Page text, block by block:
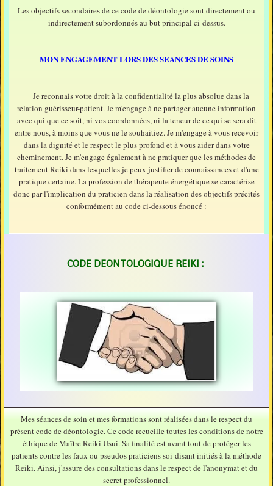
Devenir un praticien
biographique
Les initiations Reiki
Les degrés
Symboles du Reiki
Choisir l'enseignant
Méditation Reiki
Les TJR du Reiki
Lexique Reiki
Travail lieux de vie
Soins distance
Beauté dans le Reiki
Les objectifs secondaires de ce code de déontologie sont directement ou
indirectement subordonnés au but principal ci-dessus.
MON ENGAGEMENT LORS DES SEANCES DE SOINS
Je reconnais votre droit à la confidentialité la plus absolue dans la
relation guérisseur-patient. Je m'engage à ne partager aucune information
avec qui que ce soit, ni vos coordonnées, ni la teneur de ce qui se sera dit
entre nous, à moins que vous ne le souhaitiez. Je m'engage à vous recevoir
dans la dignité et le respect le plus profond et à vous aider dans votre
cheminement. Je m'engage également à ne pratiquer que les méthodes de
traitement Reiki dans lesquelles je peux justifier de connaissances et d'une
pratique certaine. La profession de thérapeute énergétique se caractérise
donc par l'implication du praticien dans la réalisation des objectifs précités
conformément au code ci-dessous énoncé :
CODE DEONTOLOGIQUE REIKI :
Mes séances de soin et mes formations sont réalisées dans le respect du
présent code de déontologie. Ce code recueille toutes les conditions de notre
éthique de Maître Reiki Usui. Sa finalité est avant tout de protéger les
patients contre les faux ou pseudos praticiens soi-disant initiés à la méthode
Reiki. Ainsi, j'assure des consultations dans le respect de l'anonymat et du
secret professionnel.